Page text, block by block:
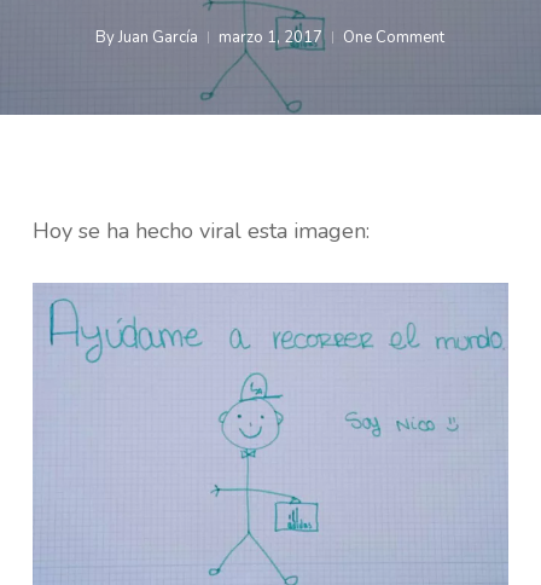
ByJuan García marzo 1, 2017 One Comment
Hoy se ha hecho viral esta imagen: